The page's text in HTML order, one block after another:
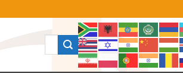
đến